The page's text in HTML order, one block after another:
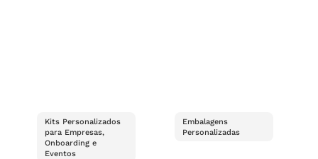
Kits Personalizados
para Empresas,
Onboarding e
Eventos
Embalagens
Personalizadas